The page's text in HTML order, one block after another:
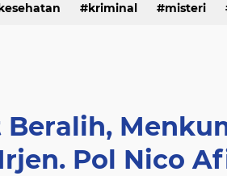
kriminal misteri
Pol Nico